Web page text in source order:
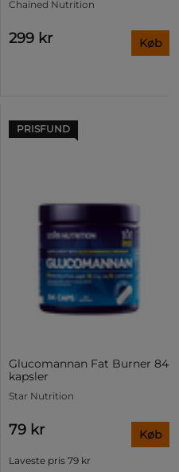
Chained Nutrition
299 kr Køb
PRISFUND
Glucomannan Fat Burner 84
kapsler
Star Nutrition
79 kr
Laveste pris 79 kr
Køb